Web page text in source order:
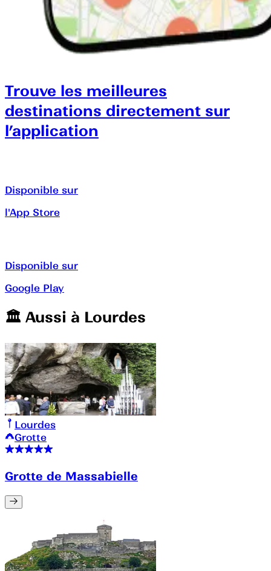
Trouve les meilleures
destinations directement sur
l’application
Disponible sur
l'App Store
Disponible sur
Google Play
🏛️️ Aussi à Lourdes
Lourdes
Grotte
Grotte de Massabielle